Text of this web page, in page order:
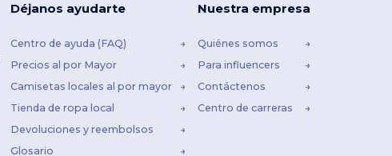
Déjanos ayudarte
Centro de ayuda (FAQ)
Precios al por Mayor
Camisetas locales al por mayor
Tienda de ropa local
Devoluciones y reembolsos
Glosario
Nuestra empresa
Quiénes somos
Para influencers
Contáctenos
Centro de carreras